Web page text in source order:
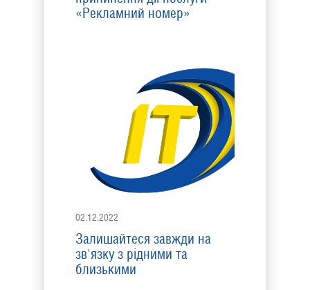
«Рекламний номер»
02.12.2022
Залишайтеся завжди на
зв'язку з рідними та
близькими